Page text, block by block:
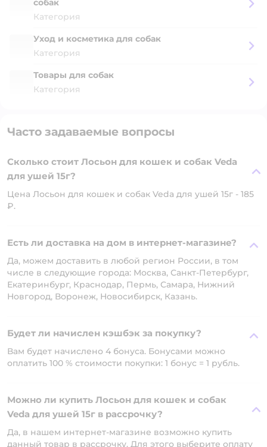
собак
Категория
Уход и косметика для собак
Категория
Товары для собак
Категория
Часто задаваемые вопросы
Сколько стоит Лосьон для кошек и собак Veda
для ушей 15г?
Цена Лосьон для кошек и собак Veda для ушей 15г - 185
₽.
Есть ли доставка на дом в интернет-магазине?
Да, можем доставить в любой регион России, в том
числе в следующие города: Москва, Санкт-Петербург,
Екатеринбург, Краснодар, Пермь, Самара, Нижний
Новгород, Воронеж, Новосибирск, Казань.
Будет ли начислен кэшбэк за покупку?
Вам будет начислено 4 бонуса. Бонусами можно
оплатить 100 % стоимости покупки: 1 бонус = 1 рубль.
Можно ли купить Лосьон для кошек и собак
Veda для ушей 15г в рассрочку?
Да, в нашем интернет-магазине возможно купить
данный товар в рассрочку. Для этого выберите оплату